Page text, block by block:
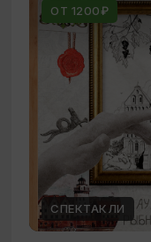
ОТ 1200₽
СПЕКТАКЛИ